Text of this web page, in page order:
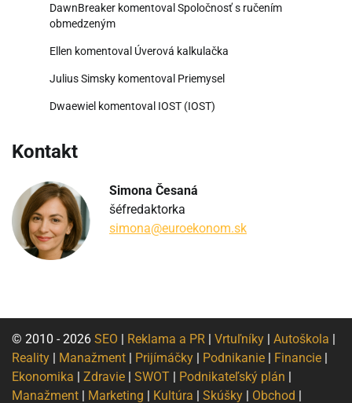
DawnBreaker komentoval Spoločnosť s ručením
obmedzeným
Ellen komentoval Úverová kalkulačka
Julius Simsky komentoval Priemysel
Dwaewiel komentoval IOST (IOST)
Kontakt
Simona Česaná
šéfredaktorka
simona@euroekonom.sk
© 2010 - 2026 SEO | Reklama a PR | Vrtuľníky | Autoškola |
Reality | Manažment | Prijímáčky | Podnikanie | Financie |
Ekonomika | Zdravie | SWOT | Podnikateľský plán |
Manažment | Marketing | Kultúra | Skúšky | Obchod |